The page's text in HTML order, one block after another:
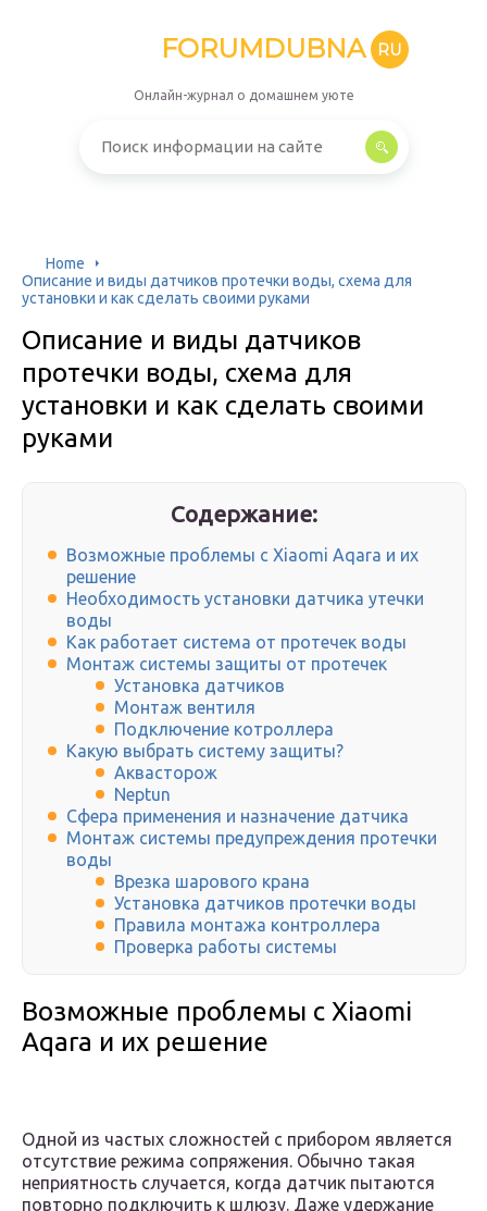
FORUMDUBNA RU
Онлайн-журнал о домашнем уюте
Home
Описание и виды датчиков протечки воды, схема для
установки и как сделать своими руками
Описание и виды датчиков
протечки воды, схема для
установки и как сделать своими
руками
Содержание:
Возможные проблемы с Xiaomi Aqara и их
решение
Необходимость установки датчика утечки
воды
Как работает система от протечек воды
Монтаж системы защиты от протечек
Установка датчиков
Монтаж вентиля
Подключение котроллера
Какую выбрать систему защиты?
Аквасторож
Neptun
Сфера применения и назначение датчика
Монтаж системы предупреждения протечки
воды
Врезка шарового крана
Установка датчиков протечки воды
Правила монтажа контроллера
Проверка работы системы
Возможные проблемы с Xiaomi
Aqara и их решение
Одной из частых сложностей с прибором является
отсутствие режима сопряжения. Обычно такая
неприятность случается, когда датчик пытаются
повторно подключить к шлюзу. Даже удержание